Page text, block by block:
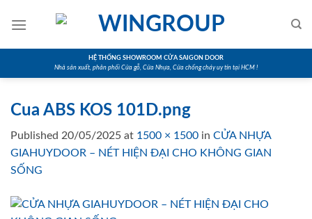
HỆ THỐNG SHOWROOM CỬA SAIGON DOOR
Nhà sản xuất, phân phối Cửa gỗ, Cửa Nhựa, Cửa chống cháy uy tín tại HCM !
Cua ABS KOS 101D.png
Published 20/05/2025 at 1500 × 1500 in CỬA NHỰA
GIAHUYDOOR – NÉT HIỆN ĐẠI CHO KHÔNG GIAN
SỐNG